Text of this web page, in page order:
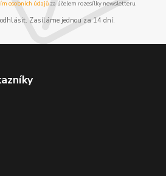
osobních údajůza účelem rozesílky newsletteru.
odhlásit. Zasíláme jednou za 14 dní.